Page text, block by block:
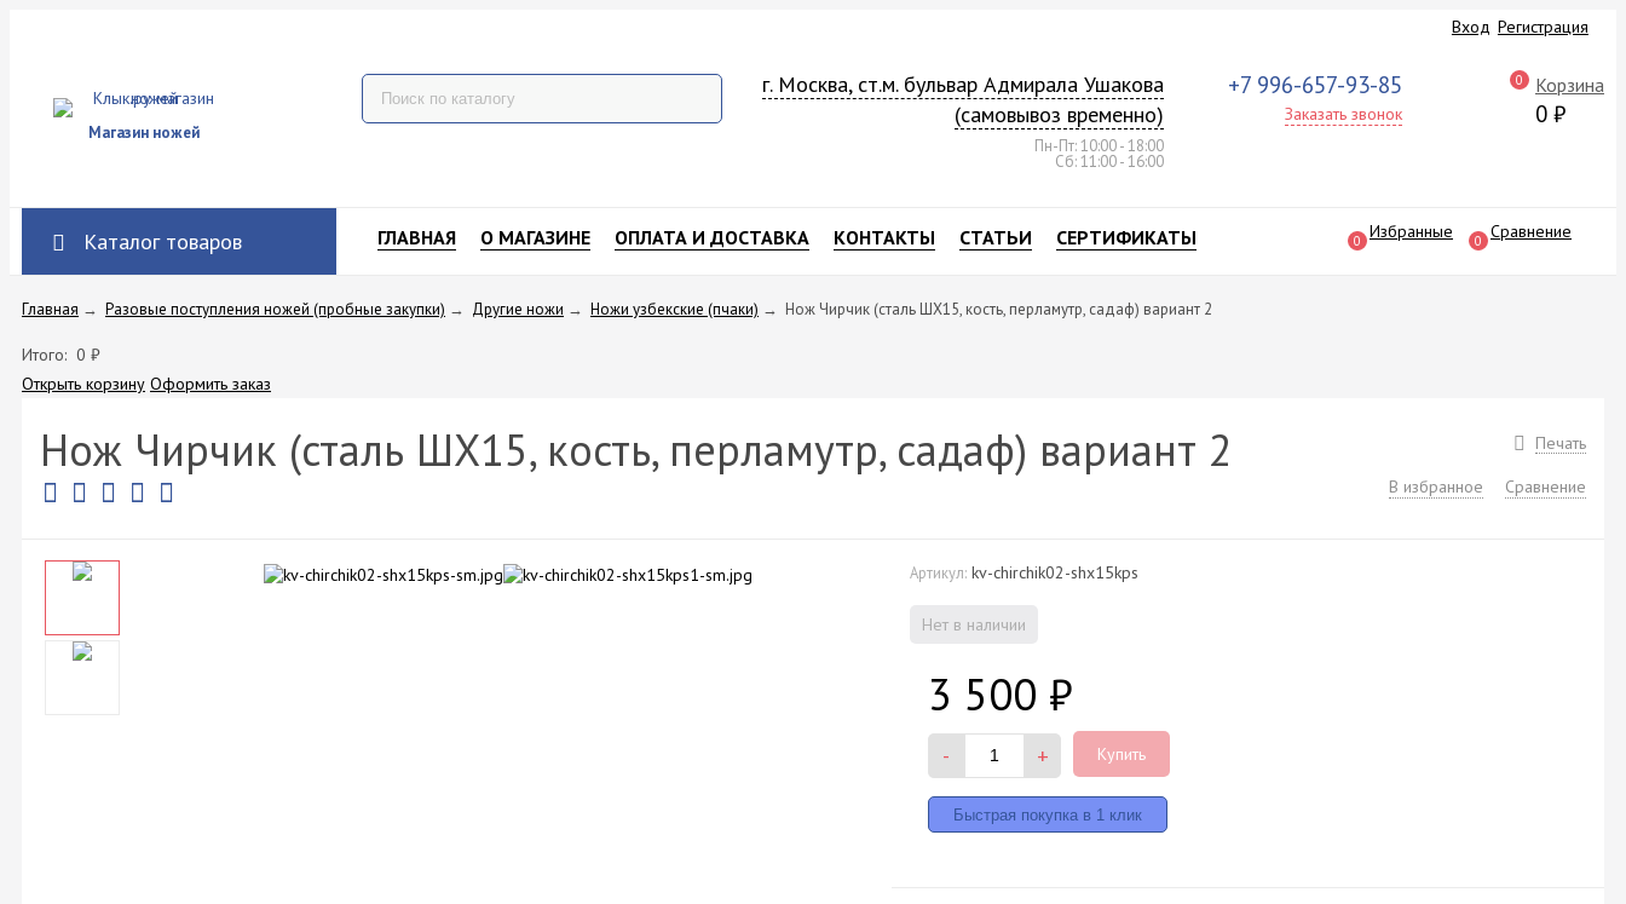
Вход Регистрация
Магазин ножей
г. Москва, ст.м. бульвар Адмирала Ушакова
(самовывоз временно)
Пн-Пт: 10:00 - 18:00
Сб: 11:00 - 16:00
+7 996-657-93-85
Заказать звонок
0 Корзина
0 ₽
Каталог товаров ГЛАВНАЯ О МАГАЗИНЕ ОПЛАТА И ДОСТАВКА КОНТАКТЫ СТАТЬИ СЕРТИФИКАТЫ 0 Избранные 0 Сравнение
Главная → Разовые поступления ножей (пробные закупки) → Другие ножи → Ножи узбекские (пчаки) → Нож Чирчик (сталь ШХ15, кость, перламутр, садаф) вариант 2
Итого: 0 ₽
Открыть корзину Оформить заказ
Печать
Нож Чирчик (сталь ШХ15, кость, перламутр, садаф) вариант 2
В избранное Сравнение
Артикул: kv-chirchik02-shx15kps
Нет в наличии
3 500 ₽
- + Купить